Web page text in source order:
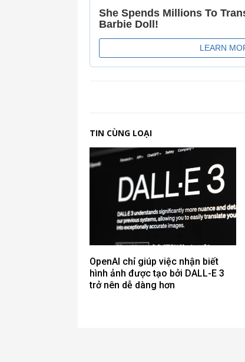
TIN CÙNG LOẠI
OpenAI chỉ giúp việc nhận biết
hình ảnh được tạo bởi DALL-E 3
trở nên dễ dàng hơn